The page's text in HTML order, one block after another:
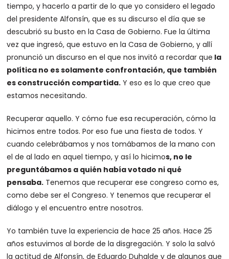
tiempo, y hacerlo a partir de lo que yo considero el legado
del presidente Alfonsín, que es su discurso el día que se
descubrió su busto en la Casa de Gobierno. Fue la última
vez que ingresó, que estuvo en la Casa de Gobierno, y allí
pronunció un discurso en el que nos invitó a recordar que la
política no es solamente confrontación, que también
es construcción compartida. Y eso es lo que creo que
estamos necesitando.
Recuperar aquello. Y cómo fue esa recuperación, cómo la
hicimos entre todos. Por eso fue una fiesta de todos. Y
cuando celebrábamos y nos tomábamos de la mano con
el de al lado en aquel tiempo, y así lo hicimos, no le
preguntábamos a quién había votado ni qué
pensaba. Tenemos que recuperar ese congreso como es,
como debe ser el Congreso. Y tenemos que recuperar el
diálogo y el encuentro entre nosotros.
Yo también tuve la experiencia de hace 25 años. Hace 25
años estuvimos al borde de la disgregación. Y solo la salvó
la actitud de Alfonsín, de Eduardo Duhalde y de algunos que